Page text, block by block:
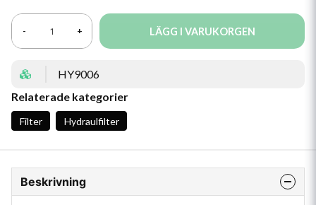
- + LÄGG I VARUKORGEN
HY9006
Relaterade kategorier
Filter Hydraulfilter
Beskrivning